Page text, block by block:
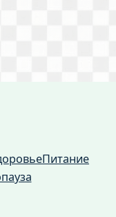
Питание